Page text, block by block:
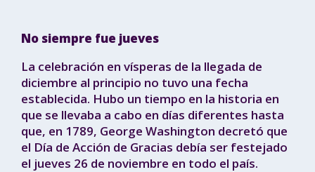
No siempre fue jueves
La celebración en vísperas de la llegada de
diciembre al principio no tuvo una fecha
establecida. Hubo un tiempo en la historia en
que se llevaba a cabo en días diferentes hasta
que, en 1789, George Washington decretó que
el Día de Acción de Gracias debía ser festejado
el jueves 26 de noviembre en todo el país.